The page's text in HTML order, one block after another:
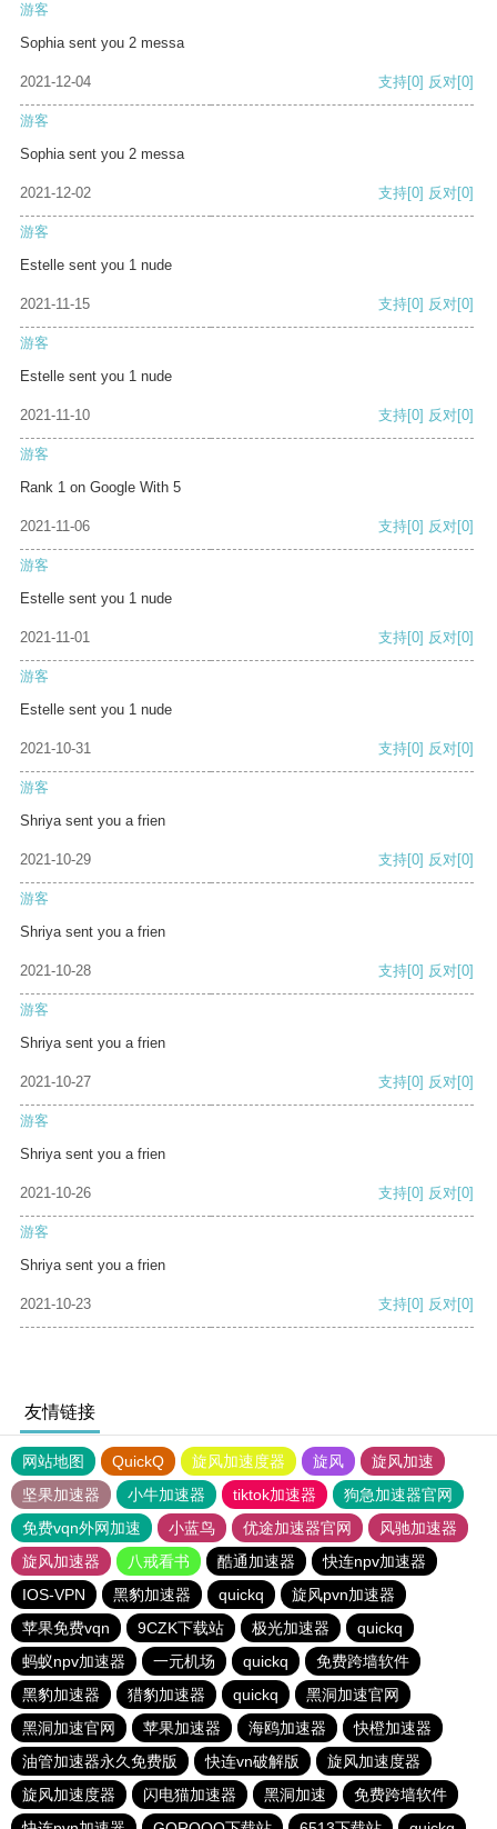
游客
Sophia sent you 2 messa
2021-12-04 支持[0] 反对[0]
游客
Sophia sent you 2 messa
2021-12-02 支持[0] 反对[0]
游客
Estelle sent you 1 nude
2021-11-15 支持[0] 反对[0]
游客
Estelle sent you 1 nude
2021-11-10 支持[0] 反对[0]
游客
Rank 1 on Google With 5
2021-11-06 支持[0] 反对[0]
游客
Estelle sent you 1 nude
2021-11-01 支持[0] 反对[0]
游客
Estelle sent you 1 nude
2021-10-31 支持[0] 反对[0]
游客
Shriya sent you a frien
2021-10-29 支持[0] 反对[0]
游客
Shriya sent you a frien
2021-10-28 支持[0] 反对[0]
游客
Shriya sent you a frien
2021-10-27 支持[0] 反对[0]
游客
Shriya sent you a frien
2021-10-26 支持[0] 反对[0]
游客
Shriya sent you a frien
2021-10-23 支持[0] 反对[0]
友情链接
网站地图 QuickQ 旋风加速度器 旋风
旋风加速
坚果加速器
小牛加速器 tiktok加速器
狗急加速器官网
免费vqn外网加速
小蓝鸟 优途加速器官网
风驰加速器
旋风加速器
八戒看书 酷通加速器
快连npv加速器
IOS-VPN
黑豹加速器 quickq
旋风pvn加速器
苹果免费vqn
9CZK下载站 极光加速器
quickq
蚂蚁npv加速器
一元机场 quickq
免费跨墙软件
黑豹加速器
猎豹加速器 quickq
黑洞加速官网
黑洞加速官网
苹果加速器 海鸥加速器
快橙加速器
油管加速器永久免费版
快连vn破解版
旋风加速度器
旋风加速度器
闪电猫加速器 黑洞加速
免费跨墙软件